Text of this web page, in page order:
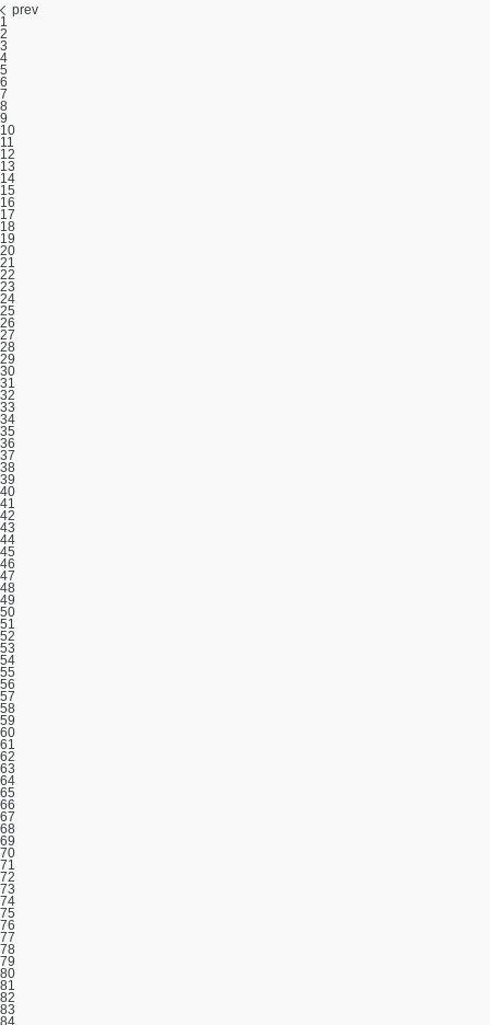
prev
1
2
3
4
5
6
7
8
9
10
11
12
13
14
15
16
17
18
19
20
21
22
23
24
25
26
27
28
29
30
31
32
33
34
35
36
37
38
39
40
41
42
43
44
45
46
47
48
49
50
51
52
53
54
55
56
57
58
59
60
61
62
63
64
65
66
67
68
69
70
71
72
73
74
75
76
77
78
79
80
81
82
83
84